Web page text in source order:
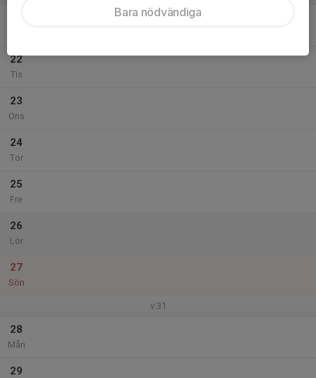
22
Tis
23
Ons
24
Tor
25
Fre
26
Lör
27
Sön
v.31
28
Mån
29
Bara nödvändiga